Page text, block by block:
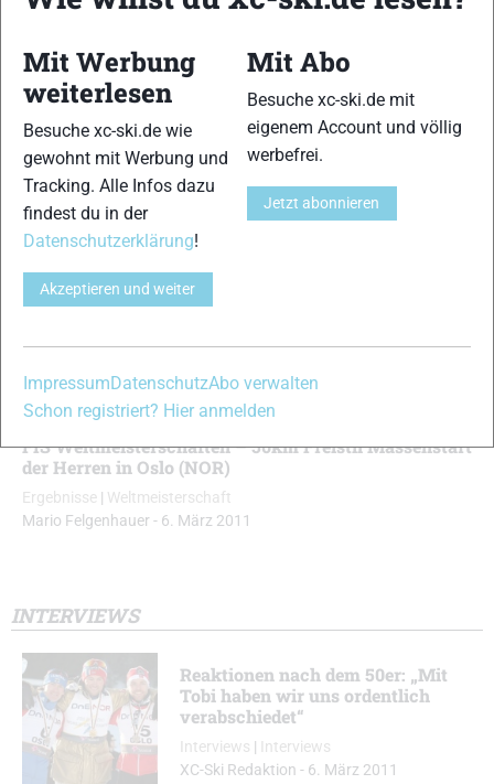
WM in Oslo (NOR): Das sind
Nordische
Massenstart
ERGEBNISSE
Medaillenspiegel Nordische Ski-Weltmeisterschaft
Mario Felgenhauer-15. März 2011
FIS Weltmeisterschaften – 50km Freistil Massenstart
der Herren in Oslo (NOR)
Ergebnisse | Weltmeisterschaft
Mario Felgenhauer - 6. März 2011
INTERVIEWS
Reaktionen nach dem 50er: „Mit
Tobi haben wir uns ordentlich
verabschiedet“
Interviews | Interviews
XC-Ski Redaktion - 6. März 2011
Mit Werbung
weiterlesen
Besuche xc-ski.de wie
gewohnt mit Werbung und
Tracking. Alle Infos dazu
findest du in der
Datenschutzerklärung!
Akzeptieren und weiter
Mit Abo
Besuche xc-ski.de mit
eigenem Account und völlig
werbefrei.
Jetzt abonnieren
ImpressumDatenschutzAbo verwalten
Schon registriert? Hier anmelden